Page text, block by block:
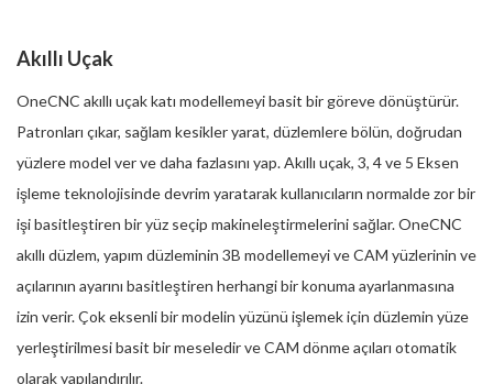
Akıllı Uçak
OneCNC akıllı uçak katı modellemeyi basit bir göreve dönüştürür.
Patronları çıkar, sağlam kesikler yarat, düzlemlere bölün, doğrudan
yüzlere model ver ve daha fazlasını yap. Akıllı uçak, 3, 4 ve 5 Eksen
işleme teknolojisinde devrim yaratarak kullanıcıların normalde zor bir
işi basitleştiren bir yüz seçip makineleştirmelerini sağlar. OneCNC
akıllı düzlem, yapım düzleminin 3B modellemeyi ve CAM yüzlerinin ve
açılarının ayarını basitleştiren herhangi bir konuma ayarlanmasına
izin verir. Çok eksenli bir modelin yüzünü işlemek için düzlemin yüze
yerleştirilmesi basit bir meseledir ve CAM dönme açıları otomatik
olarak yapılandırılır.